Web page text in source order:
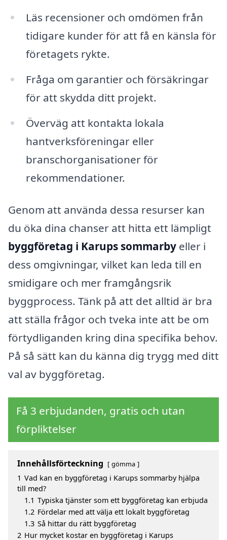
Läs recensioner och omdömen från
tidigare kunder för att få en känsla för
företagets rykte.
Fråga om garantier och försäkringar
för att skydda ditt projekt.
Överväg att kontakta lokala
hantverksföreningar eller
branschorganisationer för
rekommendationer.
Genom att använda dessa resurser kan
du öka dina chanser att hitta ett lämpligt
byggföretag i Karups sommarby eller i
dess omgivningar, vilket kan leda till en
smidigare och mer framgångsrik
byggprocess. Tänk på att det alltid är bra
att ställa frågor och tveka inte att be om
förtydliganden kring dina specifika behov.
På så sätt kan du känna dig trygg med ditt
val av byggföretag.
Få 3 erbjudanden, gratis och utan
förpliktelser
Innehållsförteckning gömma
1 Vad kan en byggföretag i Karups sommarby hjälpa
till med?
1.1 Typiska tjänster som ett byggföretag kan erbjuda
1.2 Fördelar med att välja ett lokalt byggföretag
1.3 Så hittar du rätt byggföretag
2 Hur mycket kostar en byggföretag i Karups